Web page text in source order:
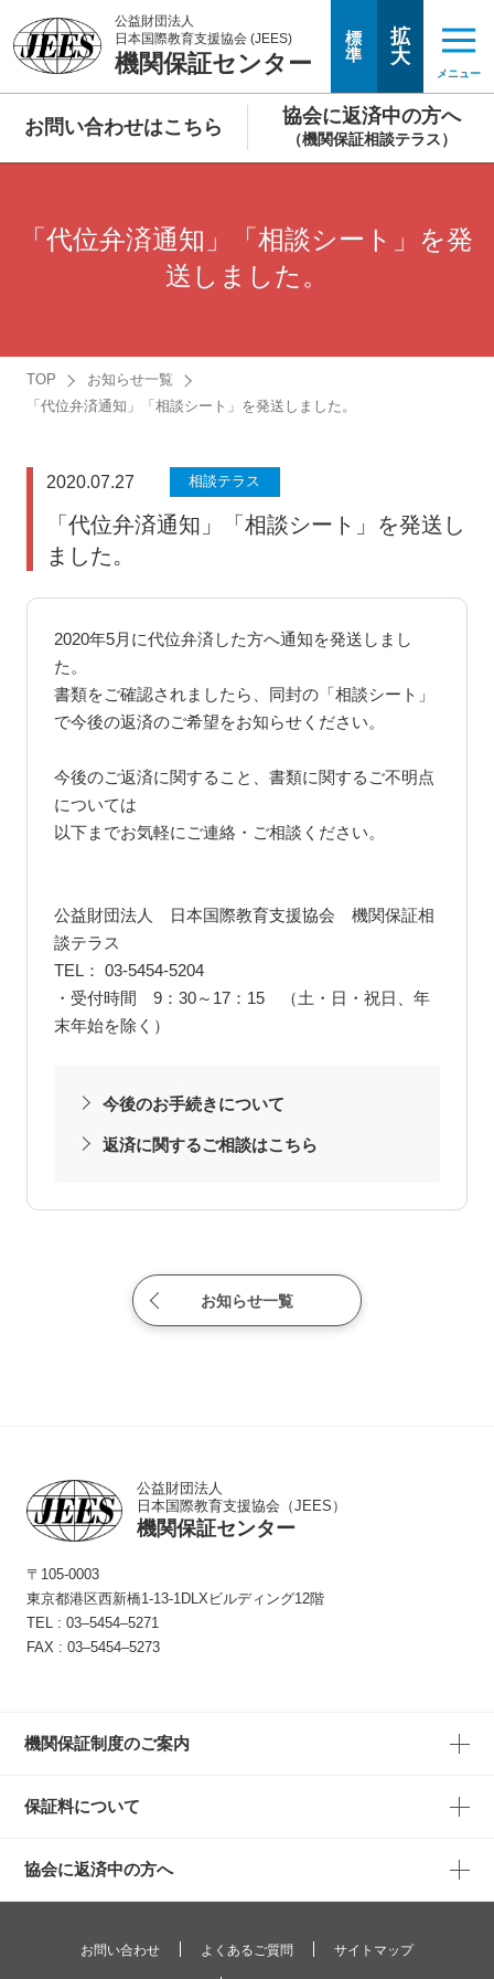
公益財団法人
日本国際教育支援協会 (JEES)
機関保証センター
標
準
拡
大
メニュー
お問い合わせはこちら 協会に返済中の方へ
（機関保証相談テラス）
「代位弁済通知」「相談シート」を発
送しました。
TOP
お知らせ一覧
「代位弁済通知」「相談シート」を発送しました。
2020.07.27 相談テラス
「代位弁済通知」「相談シート」を発送し
ました。
2020年5月に代位弁済した方へ通知を発送しまし
た。
書類をご確認されましたら、同封の「相談シート」
で今後の返済のご希望をお知らせください。
今後のご返済に関すること、書類に関するご不明点
については
以下までお気軽にご連絡・ご相談ください。
公益財団法人 日本国際教育支援協会 機関保証相
談テラス
TEL： 03-5454-5204
・受付時間 9：30～17：15 （土・日・祝日、年
末年始を除く）
今後のお手続きについて
返済に関するご相談はこちら
お知らせ一覧
公益財団法人
日本国際教育支援協会（JEES）
機関保証センター
〒105-0003
東京都港区西新橋1-13-1 DLXビルディング12階
TEL : 03‒5454‒5271
FAX : 03‒5454‒5273
機関保証制度のご案内
保証料について
協会に返済中の方へ
お問い合わせ よくあるご質問 サイトマップ